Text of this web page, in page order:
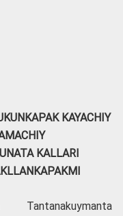
KAYACHIY
KALLARI
PAKMI